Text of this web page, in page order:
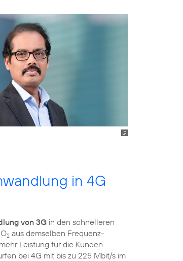
in 4G
von 3G in den schnelleren
2aus demselben Frequenz­
Leistung für die Kunden
bei 4G mit bis zu 225 Mbit/s im